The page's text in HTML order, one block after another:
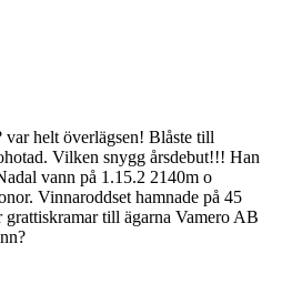
helt överlägsen! Blåste till
Vilken snygg årsdebut!!! Han
vann på 1.15.2 2140m o
Vinnaroddset hamnade på 45
grattiskramar till ägarna Vamero AB